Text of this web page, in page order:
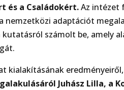
és a Családokért.Az intézet
nemzetközi adaptációt
kutatásról számolt be, amely
kialakításának
Juhász Lilla, a